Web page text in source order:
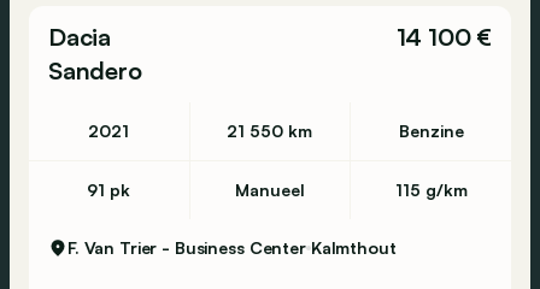
Dacia
Sandero
14 100 €
2021 21 550 km Benzine
91 pk Manueel 115 g/km
F. Van Trier - Business Center Kalmthout